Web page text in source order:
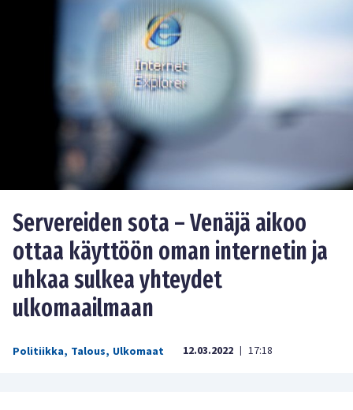
Servereiden sota – Venäjä aikoo
ottaa käyttöön oman internetin ja
uhkaa sulkea yhteydet
ulkomaailmaan
Politiikka, Talous, Ulkomaat 12.03.2022 17:18